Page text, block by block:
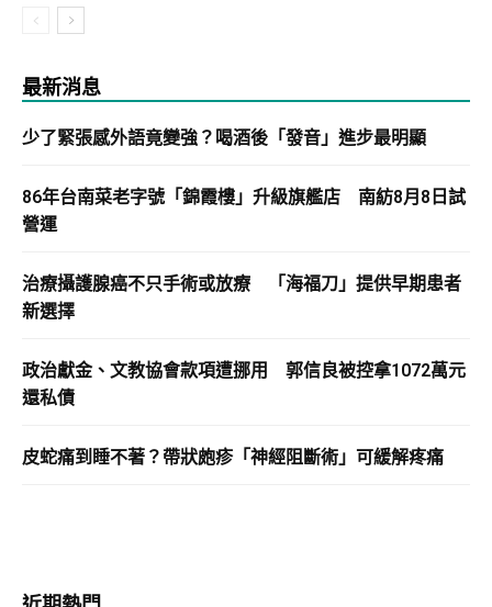
最新消息
少了緊張感外語竟變強？喝酒後「發音」進步最明顯
86年台南菜老字號「錦霞樓」升級旗艦店 南紡8月8日試
營運
治療攝護腺癌不只手術或放療 「海福刀」提供早期患者
新選擇
政治獻金、文教協會款項遭挪用 郭信良被控拿1072萬元
還私債
皮蛇痛到睡不著？帶狀皰疹「神經阻斷術」可緩解疼痛